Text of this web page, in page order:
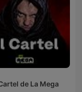
de La Mega